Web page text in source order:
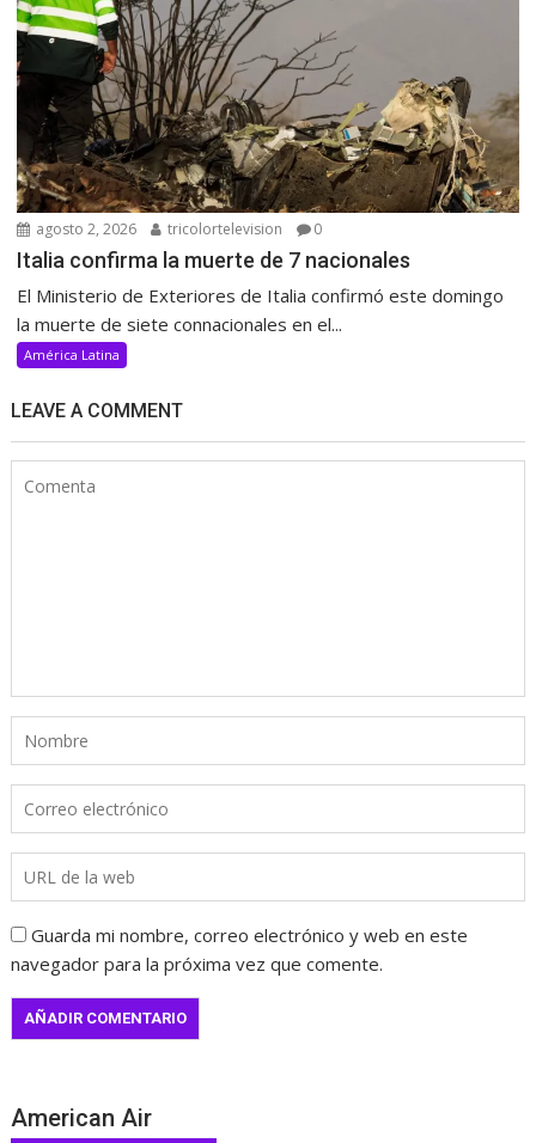
agosto 2, 2026 tricolortelevision 0
Italia confirma la muerte de 7 nacionales
El Ministerio de Exteriores de Italia confirmó este domingo
la muerte de siete connacionales en el...
América Latina
LEAVE A COMMENT
Guarda mi nombre, correo electrónico y web en este
navegador para la próxima vez que comente.
American Air